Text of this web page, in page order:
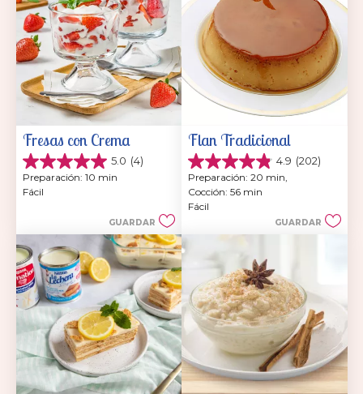
Fresas con Crema
5.0 (4)
5.0
de
5
Preparación: 10 min
Fácil
GUARDAR
Flan Tradicional
4.9 (202)
4.9
de
5
estrellas.
reseñas
Preparación: 20 min,
Cocción: 56 min
Fácil
GUARDAR